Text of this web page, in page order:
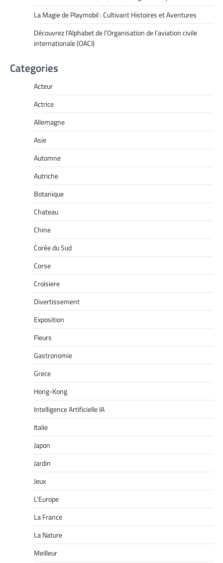
La Magie de Playmobil : Cultivant Histoires et Aventures
Découvrez l’Alphabet de l’Organisation de l’aviation civile
internationale (OACI)
Categories
Acteur
Actrice
Allemagne
Asie
Automne
Autriche
Botanique
Chateau
Chine
Corée du Sud
Corse
Croisiere
Divertissement
Exposition
Fleurs
Gastronomie
Grece
Hong-Kong
Intelligence Artificielle IA
Italie
Japon
Jardin
Jeux
L'Europe
La France
La Nature
Meilleur